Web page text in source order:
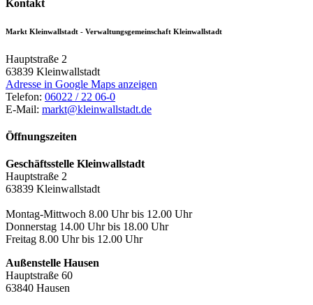
Kontakt
Markt Kleinwallstadt - Verwaltungsgemeinschaft Kleinwallstadt
Hauptstraße 2
63839 Kleinwallstadt
Adresse in Google Maps anzeigen
Telefon: 06022 / 22 06-0
E-Mail: markt@kleinwallstadt.de
Öffnungszeiten
Geschäftsstelle Kleinwallstadt
Hauptstraße 2
63839 Kleinwallstadt
Montag-Mittwoch 8.00 Uhr bis 12.00 Uhr
Donnerstag 14.00 Uhr bis 18.00 Uhr
Freitag 8.00 Uhr bis 12.00 Uhr
Außenstelle Hausen
Hauptstraße 60
63840 Hausen